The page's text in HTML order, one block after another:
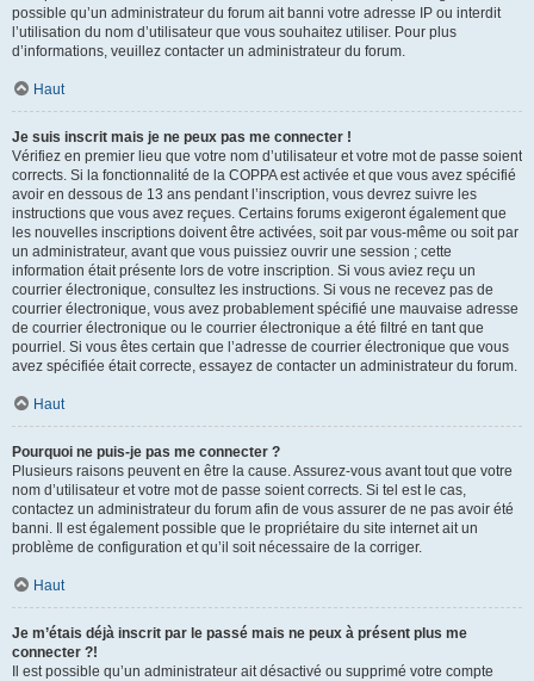
possible qu’un administrateur du forum ait banni votre adresse IP ou interdit
l’utilisation du nom d’utilisateur que vous souhaitez utiliser. Pour plus
d’informations, veuillez contacter un administrateur du forum.
Haut
Je suis inscrit mais je ne peux pas me connecter !
Vérifiez en premier lieu que votre nom d’utilisateur et votre mot de passe soient
corrects. Si la fonctionnalité de la COPPA est activée et que vous avez spécifié
avoir en dessous de 13 ans pendant l’inscription, vous devrez suivre les
instructions que vous avez reçues. Certains forums exigeront également que
les nouvelles inscriptions doivent être activées, soit par vous-même ou soit par
un administrateur, avant que vous puissiez ouvrir une session ; cette
information était présente lors de votre inscription. Si vous aviez reçu un
courrier électronique, consultez les instructions. Si vous ne recevez pas de
courrier électronique, vous avez probablement spécifié une mauvaise adresse
de courrier électronique ou le courrier électronique a été filtré en tant que
pourriel. Si vous êtes certain que l’adresse de courrier électronique que vous
avez spécifiée était correcte, essayez de contacter un administrateur du forum.
Haut
Pourquoi ne puis-je pas me connecter ?
Plusieurs raisons peuvent en être la cause. Assurez-vous avant tout que votre
nom d’utilisateur et votre mot de passe soient corrects. Si tel est le cas,
contactez un administrateur du forum afin de vous assurer de ne pas avoir été
banni. Il est également possible que le propriétaire du site internet ait un
problème de configuration et qu’il soit nécessaire de la corriger.
Haut
Je m’étais déjà inscrit par le passé mais ne peux à présent plus me
connecter ?!
Il est possible qu’un administrateur ait désactivé ou supprimé votre compte